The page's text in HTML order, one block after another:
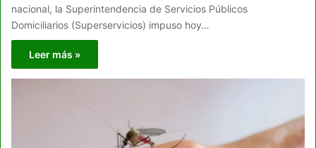
nacional, la Superintendencia de Servicios Públicos
Domiciliarios (Superservicios) impuso hoy…
Leer más »